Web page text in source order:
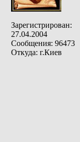
Зарегистрирован:
27.04.2004
Сообщения: 96473
Откуда: г.Киев